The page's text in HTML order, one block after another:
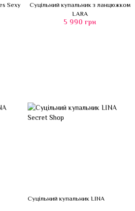
Sexy
Суцільний купальник з ланцюжком
LARA
5 990 грн
Суцільний купальник LINA